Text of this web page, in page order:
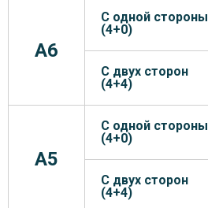
A6
С одной стороны
(4+0)
С двух сторон
(4+4)
A5
С одной стороны
(4+0)
С двух сторон
(4+4)